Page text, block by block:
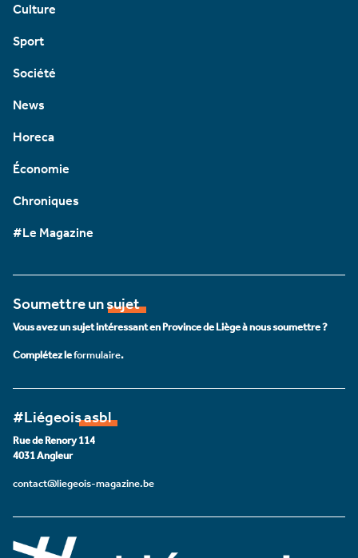
Culture
Sport
Société
News
Horeca
Économie
Chroniques
#Le Magazine
Soumettre un sujet
Vous avez un sujet intéressant en Province de Liège à nous soumettre ?
Complétez leformulaire.
#Liégeois asbl
Rue de Renory 114
4031 Angleur
contact@liegeois-magazine.be